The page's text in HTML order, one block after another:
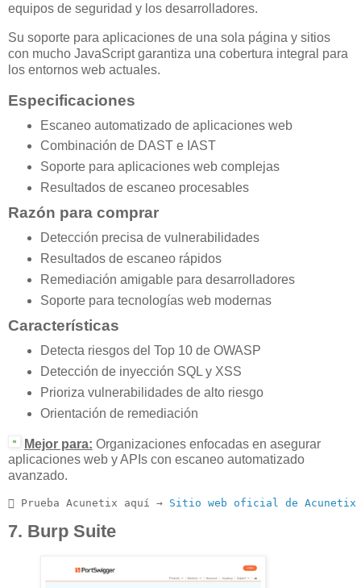
equipos de seguridad y los desarrolladores.
Su soporte para aplicaciones de una sola página y sitios
con mucho JavaScript garantiza una cobertura integral para
los entornos web actuales.
Especificaciones
Escaneo automatizado de aplicaciones web
Combinación de DAST e IAST
Soporte para aplicaciones web complejas
Resultados de escaneo procesables
Razón para comprar
Detección precisa de vulnerabilidades
Resultados de escaneo rápidos
Remediación amigable para desarrolladores
Soporte para tecnologías web modernas
Características
Detecta riesgos del Top 10 de OWASP
Detección de inyección SQL y XSS
Prioriza vulnerabilidades de alto riesgo
Orientación de remediación
Mejor para: Organizaciones enfocadas en asegurar
aplicaciones web y APIs con escaneo automatizado
avanzado.
 Prueba Acunetix aquí → Sitio web oficial de Acunetix
7. Burp Suite